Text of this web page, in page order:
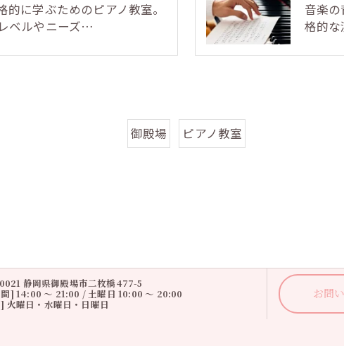
的に学ぶためのピアノ教室。
ベルやニーズ…
音楽
格的
御殿場 ピアノ教室
静岡県御殿場市二枚橋477-5
] 14:00 ～ 21:00 / 土曜日 10:00 ～ 20:00
火曜日・水曜日・日曜日
お問